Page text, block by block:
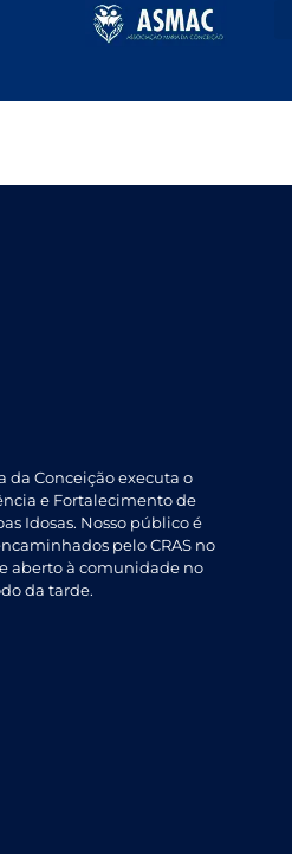
2023
da Conceição executa o
e Fortalecimento de
Idosas. Nosso público é
pelo CRAS no
aberto à comunidade no
da tarde.